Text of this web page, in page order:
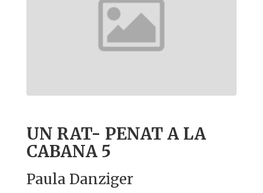
UN RAT- PENAT A LA
CABANA 5
Paula Danziger